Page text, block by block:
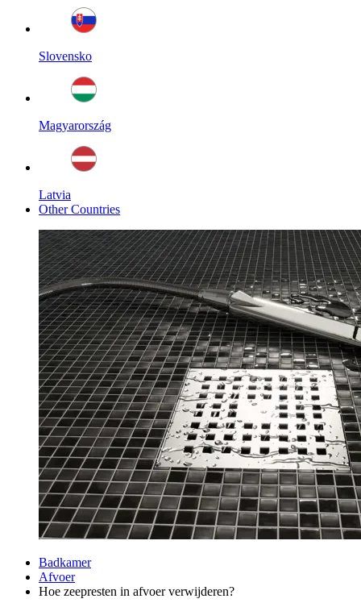
Slovensko
Magyarország
Latvia
Other Countries
Badkamer
Afvoer
Hoe zeepresten in afvoer verwijderen?